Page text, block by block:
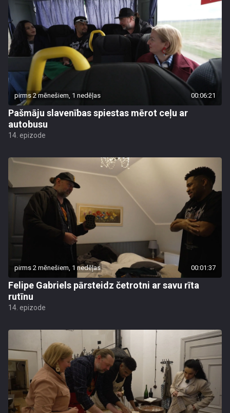
pirms 2 mēnešiem, 1 nedēļas 00:06:21
Pašmāju slavenības spiestas mērot ceļu ar
autobusu
14. epizode
pirms 2 mēnešiem, 1 nedēļas 00:01:37
Felipe Gabriels pārsteidz četrotni ar savu rīta
rutīnu
14. epizode